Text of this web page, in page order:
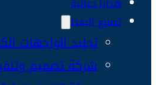
تصنيع اليفط
تجليد الواجهات
شركة تصميم